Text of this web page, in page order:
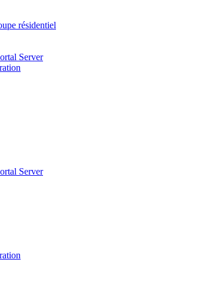
résidentiel
Server
Server